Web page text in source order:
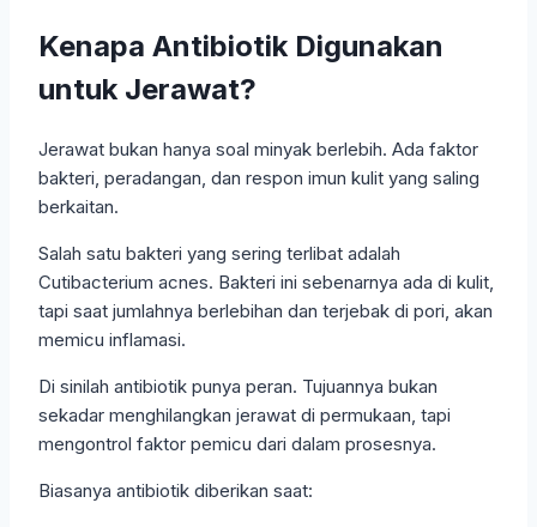
Kenapa Antibiotik Digunakan
untuk Jerawat?
Jerawat bukan hanya soal minyak berlebih. Ada faktor
bakteri, peradangan, dan respon imun kulit yang saling
berkaitan.
Salah satu bakteri yang sering terlibat adalah
Cutibacterium acnes. Bakteri ini sebenarnya ada di kulit,
tapi saat jumlahnya berlebihan dan terjebak di pori, akan
memicu inflamasi.
Di sinilah antibiotik punya peran. Tujuannya bukan
sekadar menghilangkan jerawat di permukaan, tapi
mengontrol faktor pemicu dari dalam prosesnya.
Biasanya antibiotik diberikan saat: